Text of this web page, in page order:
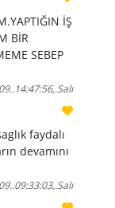
İŞ
BİR
SEBEP
faydalı
devamını